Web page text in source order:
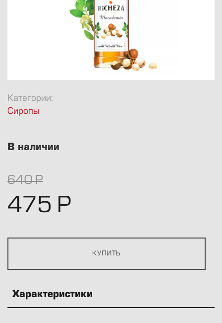
8 812 424-1947
Категории:
Сиропы
В наличии
640Р
475 Р
Характеристики